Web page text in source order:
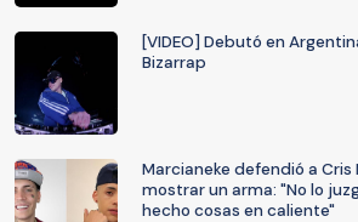
[VIDEO] Debutó en
Bizarrap
Marcianeke defendió a
mostrar un arma: "No lo
hecho cosas en caliente"